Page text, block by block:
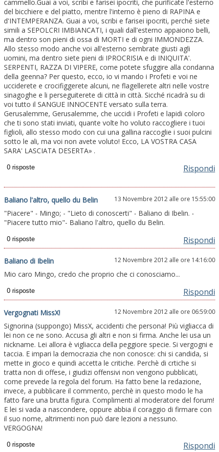
cammello.Guai a voi, scribi e farisei ipocriti, che purificate l'esterno
del bicchiere e del piatto, mentre l'interno è pieno di RAPINA e
d'INTEMPERANZA. Guai a voi, scribi e farisei ipocriti, perché siete
simili a SEPOLCRI IMBIANCATI, i quali dall'esterno appaiono belli,
ma dentro son pieni di ossa di MORTI e di ogni IMMONDEZZA.
Allo stesso modo anche voi all'esterno sembrate giusti agli
uomini, ma dentro siete pieni di IPROCRISIA e di INIQUITA'.
SERPENTI, RAZZA DI VIPERE, come potete sfuggire alla condanna
della geenna? Per questo, ecco, io vi mando i Profeti e voi ne
ucciderete e crocifiggerete alcuni, ne flagellerete altri nelle vostre
sinagoghe e li perseguiterete di città in città. Sicché ricadrà su di
voi tutto il SANGUE INNOCENTE versato sulla terra.
Gerusalemme, Gerusalemme, che uccidi i Profeti e lapidi coloro
che ti sono stati inviati, quante volte ho voluto raccogliere i tuoi
figlioli, allo stesso modo con cui una gallina raccoglie i suoi pulcini
sotto le ali, ma voi non avete voluto! Ecco, LA VOSTRA CASA
SARA' LASCIATA DESERTA» .
Rispondi
Baliano l'altro, quello du Belin 13 Novembre 2012 alle ore 15:55:00
"Piacere" - Mingo; - "Lieto di conoscerti" - Baliano di Ibelin. -
"Piacere tutto mio"- Baliano l'altro, quello du Belin.
Rispondi
Baliano di Ibelin 12 Novembre 2012 alle ore 14:16:00
Mio caro Mingo, credo che proprio che ci conosciamo...
Rispondi
Vergognati MissX! 12 Novembre 2012 alle ore 06:59:00
Signorina (suppongo) MissX, accidenti che persona! Più vigliacca di
lei non ce ne sono. Accusa gli altri e non si firma. Anche lei usa un
nickname. Lei allora è vigliacca della peggiore specie. Si vergogni e
taccia. E impari la democrazia che non conosce: chi si candida, si
mette in gioco e quindi accetta le critiche. Perchè di crtiche si
tratta non di offese, i giudizi offensivi non vengono pubblicati,
come prevede la regola del forum. Ha fatto bene la redazione,
invece, a pubblicare il commento, perchè in questo modo le ha
fatto fare una brutta figura. Complimenti al moderatore del forum!
E lei si vada a nascondere, oppure abbia il coraggio di firmare con
il suo nome, altrimenti non può dare lezioni a nessuno.
VERGOGNA!
Rispondi